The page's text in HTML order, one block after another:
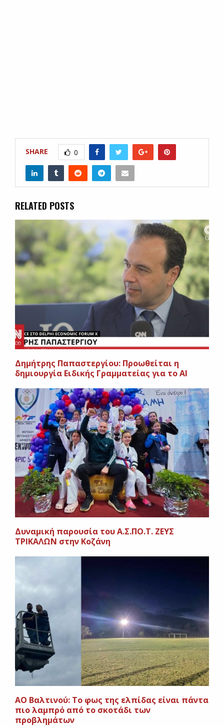
SHARE 0
RELATED POSTS
Δημήτρης Παπαστεργίου: Προωθείται η
δημιουργία Ειδικής Γραμματείας για το ΑΙ
Δυναμική παρουσία του Α.Σ.ΠΟ.Τ. ΖΕΥΣ
ΤΡΙΚΑΛΩΝ στην Κοζάνη
ΑΟ Βαλτινού: Το φως της ελπίδας είναι πάντα
πιο λαμπρό από το σκοτάδι των
προβλημάτων